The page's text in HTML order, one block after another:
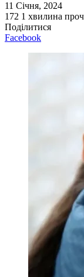
11 Січня, 2024
172 1 хвилина
Поділитися
Facebook